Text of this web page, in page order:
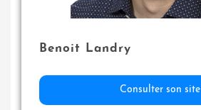
Benoit Landry
Consulter son site